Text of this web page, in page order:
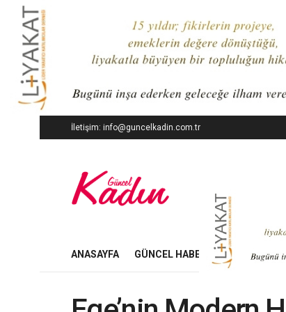
İletişim: info@guncelkadin.com.tr
ANASAYFA GÜNCEL HABERLER İŞ